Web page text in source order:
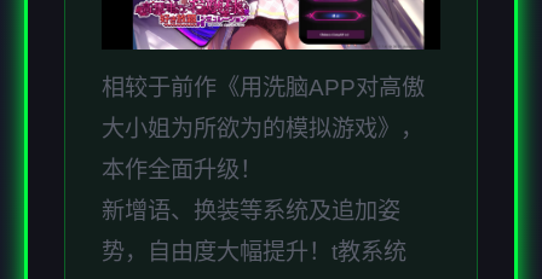
相较于前作《用洗脑APP对高傲
大小姐为所欲为的模拟游戏》，
本作全面升级！
新增语、换装等系统及追加姿
势，自由度大幅提升！t教系统